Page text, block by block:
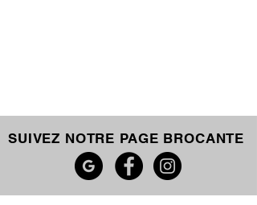
SUIVEZ NOTRE PAGE BROCANTE